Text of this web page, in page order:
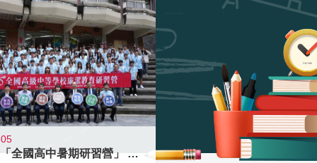
國教署「全國高中暑期研習營」 以多